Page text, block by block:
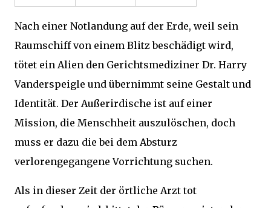
Nach einer Notlandung auf der Erde, weil sein
Raumschiff von einem Blitz beschädigt wird,
tötet ein Alien den Gerichtsmediziner Dr. Harry
Vanderspeigle und übernimmt seine Gestalt und
Identität. Der Außerirdische ist auf einer
Mission, die Menschheit auszulöschen, doch
muss er dazu die bei dem Absturz
verlorengegangene Vorrichtung suchen.
Als in dieser Zeit der örtliche Arzt tot